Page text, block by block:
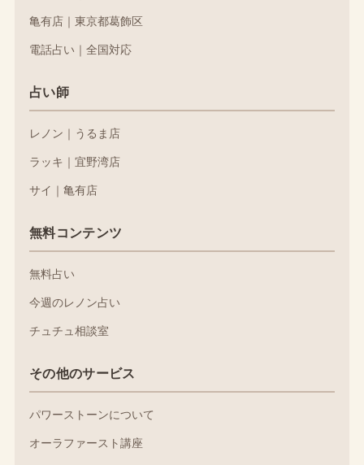
亀有店｜東京都葛飾区
電話占い｜全国対応
占い師
レノン｜うるま店
ラッキ｜宜野湾店
サイ｜亀有店
無料コンテンツ
無料占い
今週のレノン占い
チュチュ相談室
その他のサービス
パワーストーンについて
オーラファースト講座